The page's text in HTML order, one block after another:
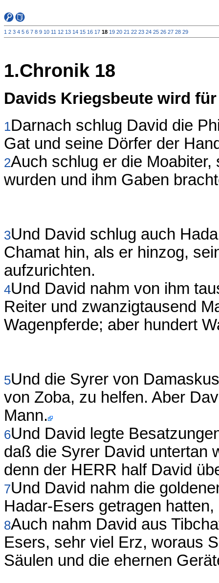
1 2 3 4 5 6 7 8 9 10 11 12 13 14 15 16 17 18 19 20 21 22 23 24 25 26 27 28 29
1.Chronik 18
Davids Kriegsbeute wird
1Darnach schlug David die
Gat und seine Dörfer der
2Auch schlug er die
wurden und ihm Gaben
3Und David schlug auch
Chamat hin, als er hinzog,
aufzurichten.
4Und David nahm von ihm
Reiter und zwanzigtausend
Wagenpferde; aber hundert
5Und die Syrer von
von Zoba, zu helfen. Aber
Mann.
6Und David legte
daß die Syrer David untertan
denn der HERR half David
7Und David nahm die
Hadar-Esers getragen
8Auch nahm David aus
Esers, sehr viel Erz, woraus
Säulen und die ehernen